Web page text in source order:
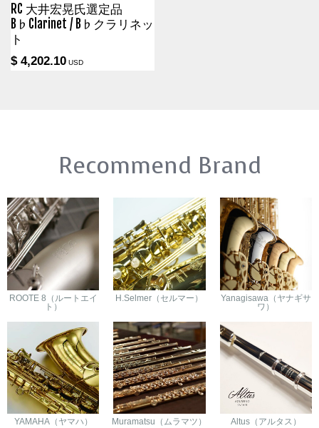
RC 大井宏晃氏選定品
B♭Clarinet / B♭クラリネッ
ト
$ 4,202.10 USD
Recommend Brand
ROOTE 8（ルートエイ
ト）
H.Selmer（セルマー）
Yanagisawa（ヤナギサ
ワ）
YAMAHA（ヤマハ） Muramatsu（ムラマツ） Altus（アルタス）